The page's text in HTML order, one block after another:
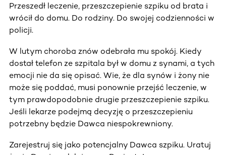
Przeszedł leczenie, przeszczepienie szpiku od brata i
wrócił do domu. Do rodziny. Do swojej codzienności w
policji.
W lutym choroba znów odebrała mu spokój. Kiedy
dostał telefon ze szpitala był w domu z synami, a tych
emocji nie da się opisać. Wie, że dla synów i żony nie
może się poddać, musi ponownie przejść leczenie, w
tym prawdopodobnie drugie przeszczepienie szpiku.
Jeśli lekarze podejmą decyzję o przeszczepieniu
potrzebny będzie Dawca niespokrewniony.
Zarejestruj się jako potencjalny Dawca szpiku. Uratuj